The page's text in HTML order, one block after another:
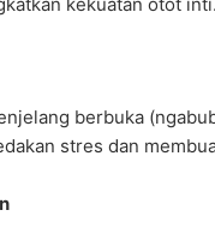
berbuka
stres dan